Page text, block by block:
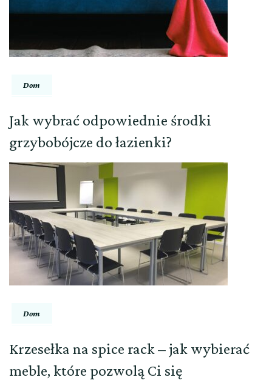
Dom
Jak wybrać odpowiednie środki
grzybobójcze do łazienki?
Dom
Krzesełka na spice rack – jak wybierać
meble, które pozwolą Ci się